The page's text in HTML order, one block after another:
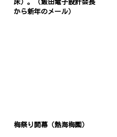
床）。（飯田電子設計会長
から新年のメール）
梅祭り開幕（熱海梅園）